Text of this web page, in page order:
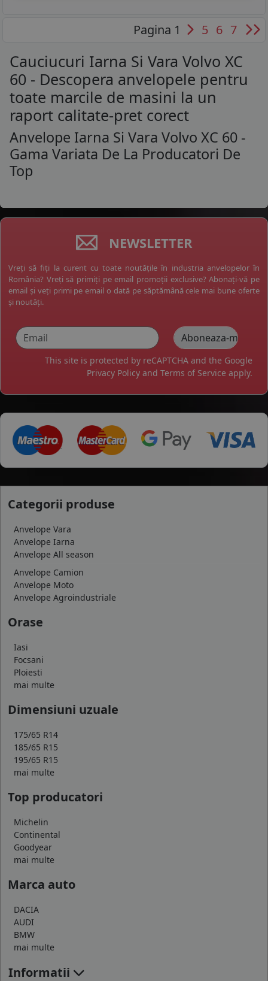
Pagina 1 5 6 7
Cauciucuri Iarna Si Vara Volvo XC
60 - Descopera anvelopele pentru
toate marcile de masini la un
raport calitate-pret corect
Anvelope Iarna Si Vara Volvo XC 60 -
Gama Variata De La Producatori De
Top
NEWSLETTER
Vreți să fiți la curent cu toate noutățile în industria anvelopelor în
România? Vreți să primiți pe email promoții exclusive? Abonați-vă pe
email și veți primi pe email o dată pe săptămână cele mai bune oferte
și noutăți.
This site is protected by reCAPTCHA and the Google
Privacy Policy and Terms of Service apply.
Categorii produse
Anvelope Vara
Anvelope Iarna
Anvelope All season
Anvelope Camion
Anvelope Moto
Anvelope Agroindustriale
Orase
Iasi
Focsani
Ploiesti
mai multe
Dimensiuni uzuale
175/65 R14
185/65 R15
195/65 R15
mai multe
Top producatori
Michelin
Continental
Goodyear
mai multe
Marca auto
DACIA
AUDI
BMW
mai multe
Informatii